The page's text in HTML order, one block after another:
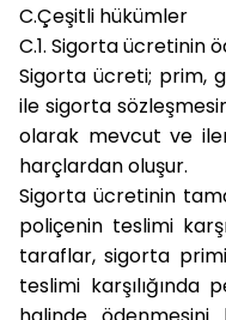
C.Çeşitli hükümler
C.1. Sigorta ücretinin
Sigorta ücreti; prim,
ile sigorta
olarak mevcut ve
harçlardan oluşur.
Sigorta ücretinin
poliçenin teslimi
taraflar, sigorta
teslimi karşılığında